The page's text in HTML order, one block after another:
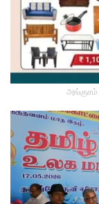
அங்குசம்